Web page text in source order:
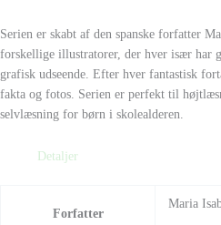
Serien er skabt af den spanske forfatter
forskellige illustratorer, der hver især har
grafisk udseende. Efter hver fantastisk
fakta og fotos. Serien er perfekt til
selvlæsning for børn i skolealderen.
Detaljer
Forfatter
Maria